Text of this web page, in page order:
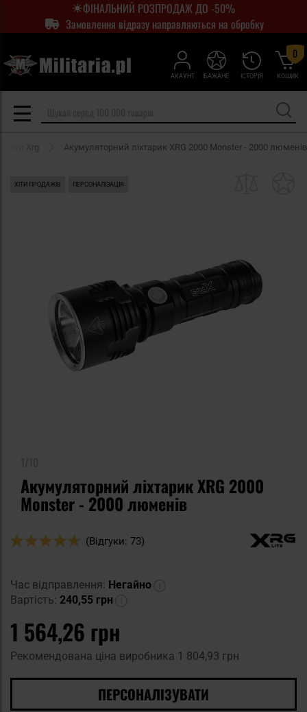
ФІНАЛЬНИЙ РОЗПРОДАЖ ДО -50%
Замовлення відразу направляються на обробку
АКАУНТ ІСТОРІЯ
БАЖАНЕ КОШИК
0
Xrg Акумуляторний ліхтарик XRG 2000 Monster - 2000 люменів
ХІТИ ПРОДАЖІВ ПЕРСОНАЛІЗАЦІЯ
Акумуляторний ліхтарик XRG 2000
Monster - 2000 люменів
Оцінка:
(Відгуки: 73)
Час відправлення: Негайно
Вартість: 240,55 грн
1 564,26 грн
Рекомендована ціна виробника 1 804,93 грн
ПЕРСОНАЛІЗУВАТИ